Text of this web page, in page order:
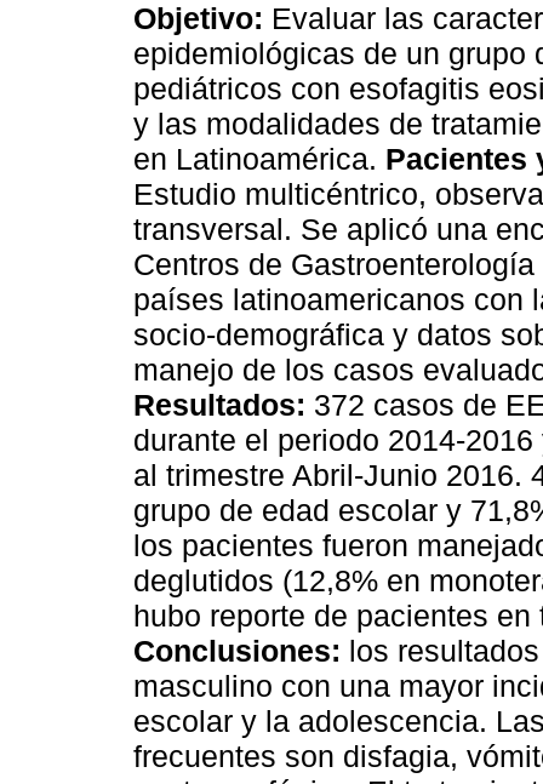
Objetivo: Evaluar las
epidemiológicas de un grupo
pediátricos con esofagitis
y las modalidades de
en Latinoamérica. Pacientes
Estudio multicéntrico,
transversal. Se aplicó una
Centros de
países latinoamericanos con
socio-demográfica y datos
manejo de los casos
Resultados: 372 casos de
durante el periodo 2014-
al trimestre Abril-Junio 2016.
grupo de edad escolar y
los pacientes fueron
deglutidos (12,8% en
hubo reporte de pacientes
Conclusiones: los
masculino con una mayor
escolar y la adolescencia.
frecuentes son disfagia,